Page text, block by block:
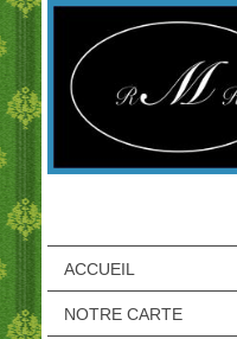
ACCUEIL
NOTRE CARTE